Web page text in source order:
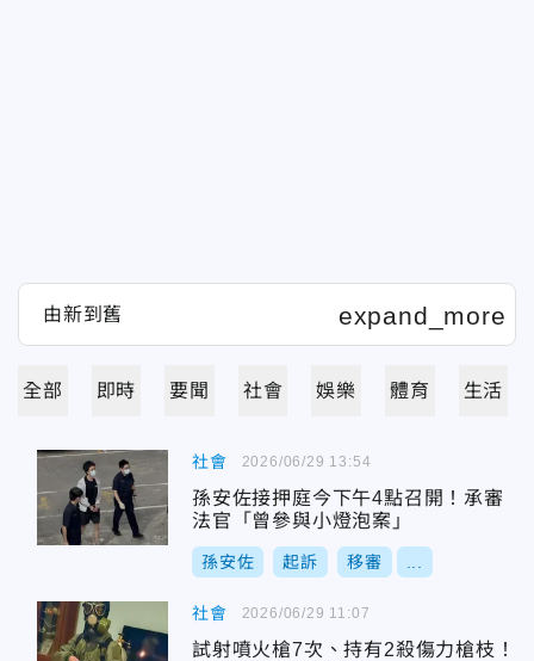
全部 即時 要聞 社會 娛樂 體育 生活
社會
孫安佐接押庭今下午4點召開！承審
法官「曾參與小燈泡案」
孫安佐 起訴 移審
2026/06/29 13:54
社會
試射噴火槍7次、持有2殺傷力槍枝！
2026/06/29 11:07